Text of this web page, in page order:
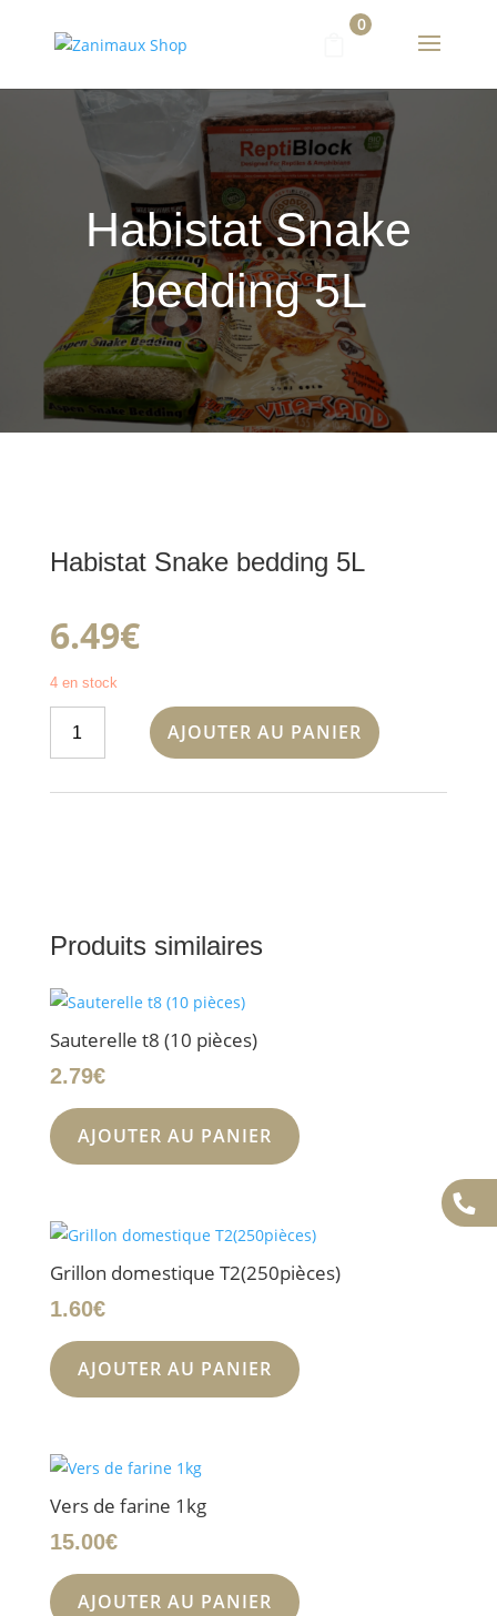
0
Habistat Snake
bedding 5L
Habistat Snake bedding 5L
6.49€
4 en stock
Snake
AJOUTER AU PANIER
Produits similaires
Sauterelle t8 (10 pièces)
2.79€
AJOUTER AU PANIER
Grillon domestique T2(250pièces)
1.60€
AJOUTER AU PANIER
Vers de farine 1kg
15.00€
AJOUTER AU PANIER